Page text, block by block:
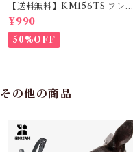
【送料無料】KM156TS フレブ
ル Tシャツ フレンチブルドック
レモン柄 犬服 ドックウェア
¥990
50%OFF
その他の商品